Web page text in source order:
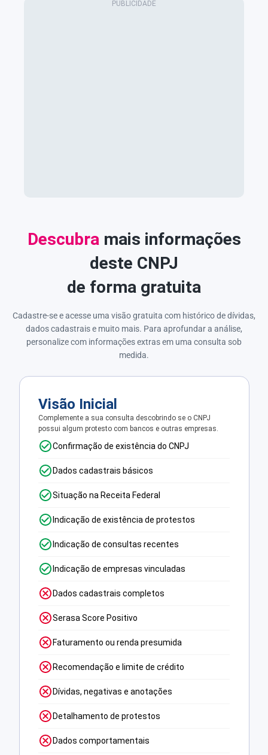
Descubramais informações
deste CNPJ
de forma gratuita
Cadastre-se e acesse uma visão gratuita com histórico de dívidas,
dados cadastrais e muito mais. Para aprofundar a análise,
personalize com informações extras em uma consulta sob
medida.
Visão Inicial
Complemente a sua consulta descobrindo se o CNPJ
possui algum protesto com bancos e outras empresas.
Confirmação de existência do CNPJ
Dados cadastrais básicos
Situação na Receita Federal
Indicação de existência de protestos
Indicação de consultas recentes
Indicação de empresas vinculadas
Dados cadastrais completos
Serasa Score Positivo
Faturamento ou renda presumida
Recomendação e limite de crédito
Dívidas, negativas e anotações
Detalhamento de protestos
Dados comportamentais